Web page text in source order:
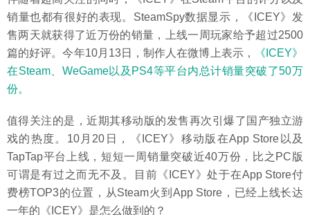
销量也都有很好的表现。SteamSpy数据显示，《ICEY》发
售两天就获得了近万份的销量，上线一周玩家给予超过2500
篇的好评。今年10月13日，制作人在微博上表示，
《ICEY》
在Steam、WeGame以及PS4等平台内总计销量突破了50万
份。
值得关注的是，近期其移动版的发售再次引爆了国产独立游
戏的热度。10月20日，《ICEY》移动版在App Store以及
TapTap平台上线，短短一周销量突破近40万份，比之PC版
可谓是有过之而无不及。目前《ICEY》处于在App Store付
费榜TOP3的位置，从Steam火到App Store，已经上线长达
一年的《ICEY》是怎么做到的？